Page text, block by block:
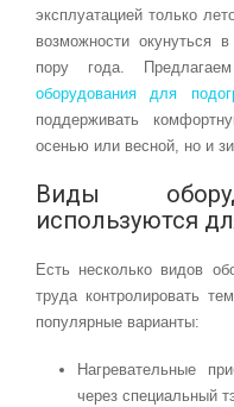
эксплуатацией только
возможности
пору года.
оборудования для
поддерживать
осенью или весной, но и
Виды
используются
Есть несколько видов
труда контролировать
популярные варианты:
Нагревательные
через специальный